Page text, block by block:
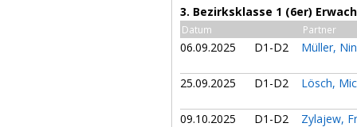
3. Bezirksklasse 1 (6er)
Datum Partner
06.09.2025 D1-D2 Müller,
25.09.2025 D1-D2 Lösch,
09.10.2025 D1-D2 Zylajew,